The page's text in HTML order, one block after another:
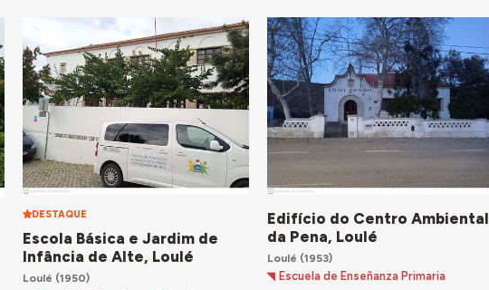
DESTAQUE
Escola Básica e Jardim de
Infância de Alte, Loulé
Loulé (1950)
Edifício do Centro Ambiental
da Pena, Loulé
Loulé (1953)
Escuela de Enseñanza Primaria